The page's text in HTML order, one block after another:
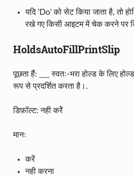
यदि 'Do' को सेट किया जाता है, तो
रखे गए किसी आइटम में चेक करने पर
HoldsAutoFillPrintSlip
पूछता हैं: ___ स्वतः-भरा होल्ड के लिए
रूप से प्रदर्शित करता है।.
डिफ़ॉल्ट: नही करेें
मानः
करें
नही करना